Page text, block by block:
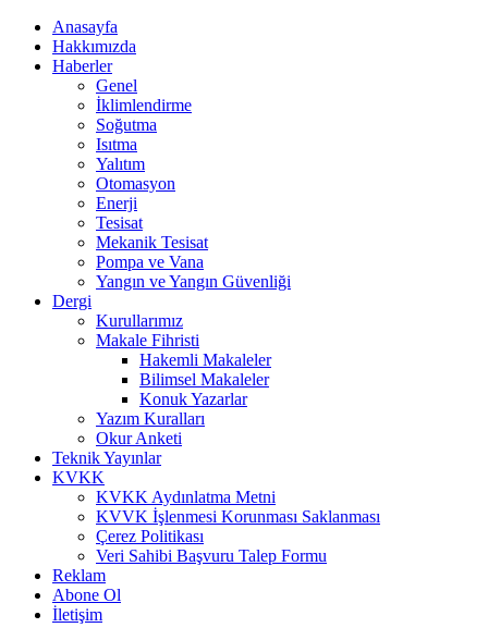
Anasayfa
Hakkımızda
Haberler
Genel
İklimlendirme
Soğutma
Isıtma
Yalıtım
Otomasyon
Enerji
Tesisat
Mekanik Tesisat
Pompa ve Vana
Yangın ve Yangın Güvenliği
Dergi
Kurullarımız
Makale Fihristi
Hakemli Makaleler
Bilimsel Makaleler
Konuk Yazarlar
Yazım Kuralları
Okur Anketi
Teknik Yayınlar
KVKK
KVKK Aydınlatma Metni
KVVK İşlenmesi Korunması Saklanması
Çerez Politikası
Veri Sahibi Başvuru Talep Formu
Reklam
Abone Ol
İletişim